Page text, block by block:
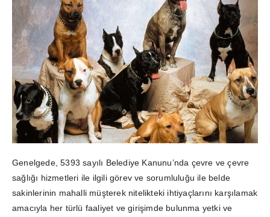
Genelgede, 5393 sayılı Belediye Kanunu’nda çevre ve çevre
sağlığı hizmetleri ile ilgili görev ve sorumluluğu ile belde
sakinlerinin mahalli müşterek nitelikteki ihtiyaçlarını karşılamak
amacıyla her türlü faaliyet ve girişimde bulunma yetki ve